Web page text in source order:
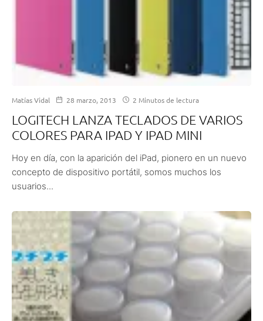
Matías Vidal 28 marzo, 2013 2 Minutos de lectura
LOGITECH LANZA TECLADOS DE VARIOS
COLORES PARA IPAD Y IPAD MINI
Hoy en día, con la aparición del iPad, pionero en un nuevo
concepto de dispositivo portátil, somos muchos los
usuarios...